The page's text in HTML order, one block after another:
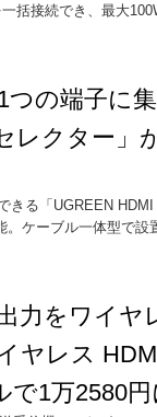
括接続でき、最大
つの端子に
レクター」
きる「UGREEN
ケーブル一体型で
力をワイヤ
ヤレス
で1万2580